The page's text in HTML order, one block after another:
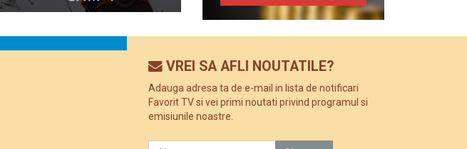
VREI SA AFLI NOUTATILE?
Adauga adresa ta de e-mail in lista de notificari
Favorit TV si vei primi noutati privind programul si
emisiunile noastre.